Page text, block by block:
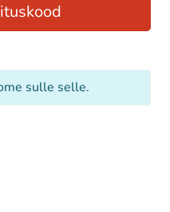
sulle selle.